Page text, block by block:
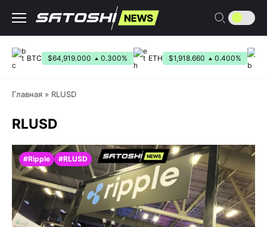
содержанию
BTC $64,919.000 0.300% ETH $1,918.660 0.400%
Главная » RLUSD
RLUSD
#Ripple #RLUSD